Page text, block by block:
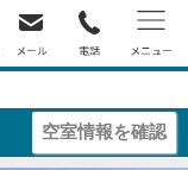
空室情報を確認